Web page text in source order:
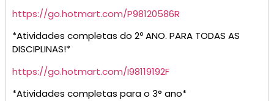
https://go.hotmart.com/P98120586R
*Atividades completas do 2º ANO. PARA TODAS AS
DISCIPLINAS!*
https://go.hotmart.com/I98119192F
*Atividades completas para o 3° ano*